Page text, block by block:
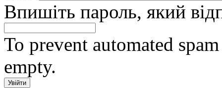
Впишіть пароль, який
To prevent automated
empty.